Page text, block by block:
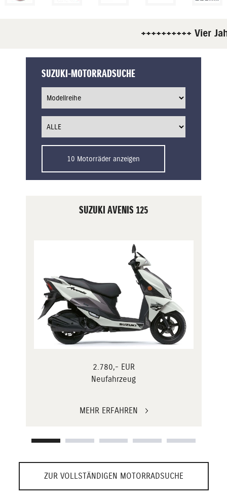
++++++++++ Vier
SUZUKI-MOTORRADSUCHE
10 Motorräder anzeigen
SUZUKI AVENIS 125
2.780,- EUR
Neufahrzeug
MEHR ERFAHREN
ZUR VOLLSTÄNDIGEN MOTORRADSUCHE